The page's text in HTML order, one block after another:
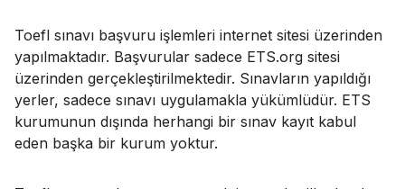
Toefl sınavı başvuru işlemleri internet sitesi üzerinden
yapılmaktadır. Başvurular sadece ETS.org sitesi
üzerinden gerçekleştirilmektedir. Sınavların yapıldığı
yerler, sadece sınavı uygulamakla yükümlüdür. ETS
kurumunun dışında herhangi bir sınav kayıt kabul
eden başka bir kurum yoktur.